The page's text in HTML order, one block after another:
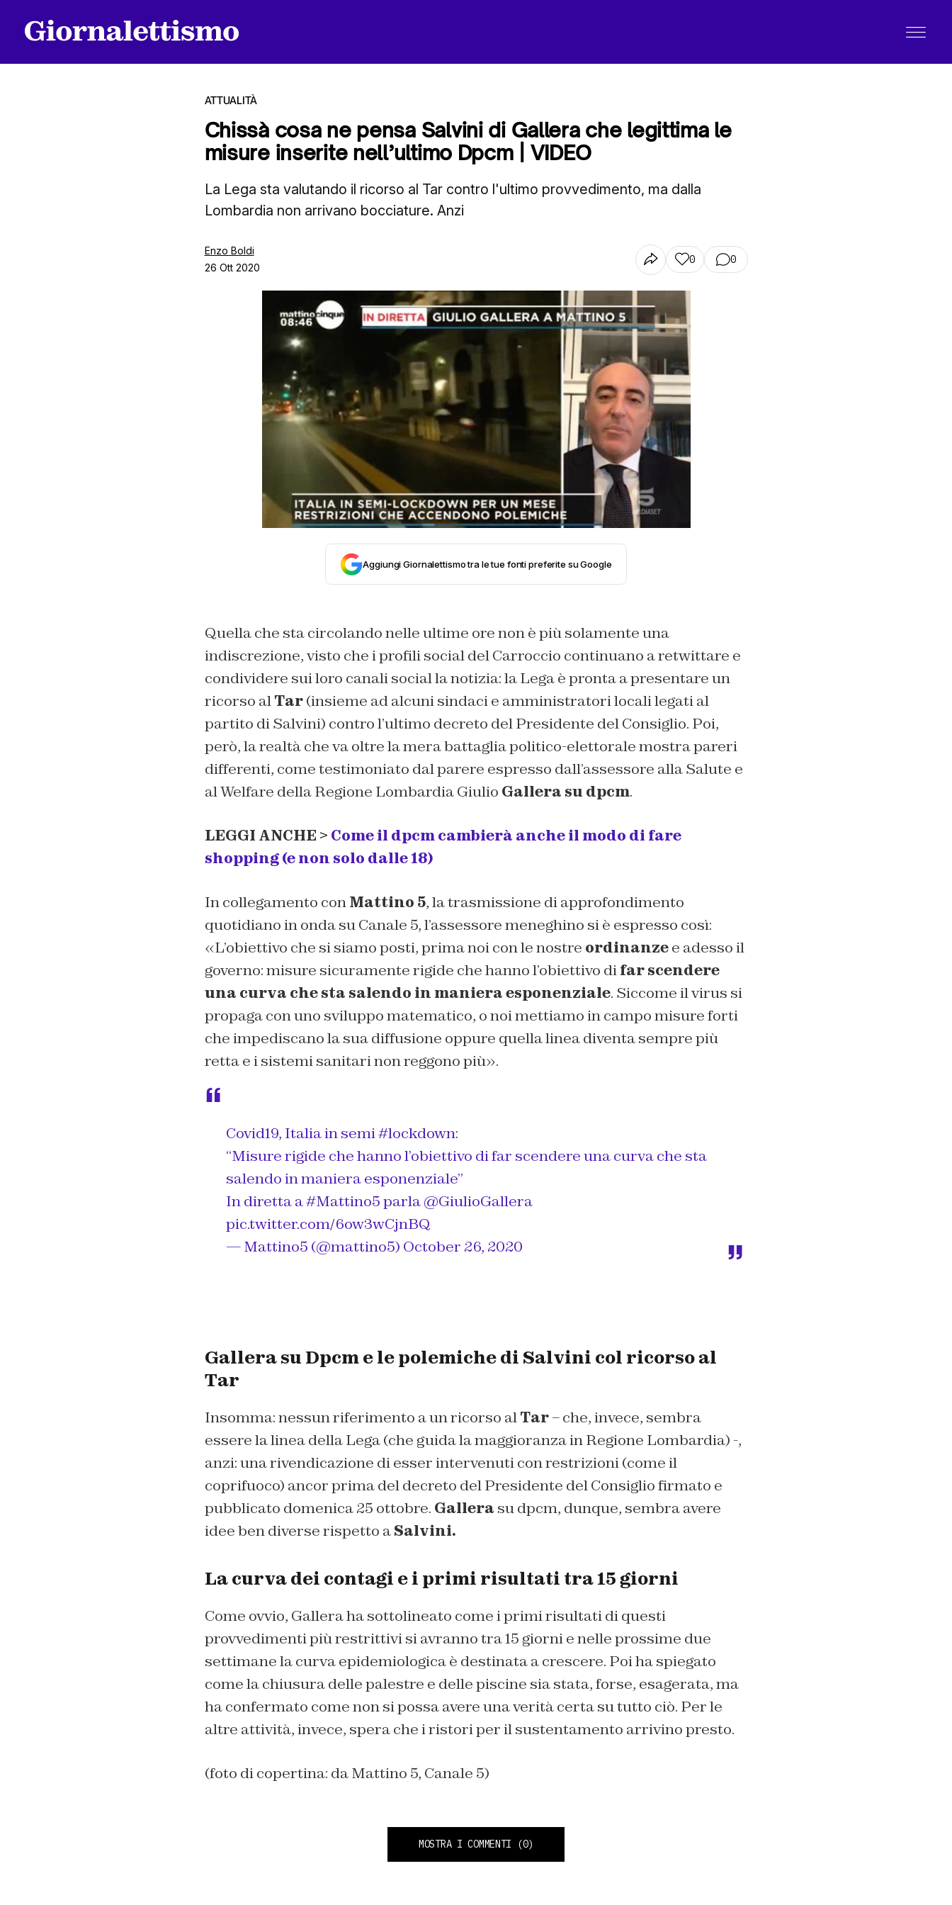
ATTUALITÀ
Chissà cosa ne pensa Salvini di Gallera che legittima le
misure inserite nell’ultimo Dpcm | VIDEO
La Lega sta valutando il ricorso al Tar contro l'ultimo provvedimento, ma dalla
Lombardia non arrivano bocciature. Anzi
Enzo Boldi
26 Ott 2020
0 0
Aggiungi Giornalettismo tra le tue fonti preferite su Google
Quella che sta circolando nelle ultime ore non è più solamente una
indiscrezione, visto che i profili social del Carroccio continuano a retwittare e
condividere sui loro canali social la notizia: la Lega è pronta a presentare un
ricorso alTar(insieme ad alcuni sindaci e amministratori locali legati al
partito di Salvini) contro l’ultimo decreto del Presidente del Consiglio. Poi,
però, la realtà che va oltre la mera battaglia politico-elettorale mostra pareri
differenti, come testimoniato dal parere espresso dall’assessore alla Salute e
al Welfare della Regione Lombardia Giulio Gallera su dpcm.
LEGGI ANCHE > Come il dpcm cambierà anche il modo di fare
shopping (e non solo dalle 18)
In collegamento conMattino 5, la trasmissione di approfondimento
quotidiano in onda su Canale 5, l’assessore meneghino si è espresso così:
«L’obiettivo che si siamo posti, prima noi con le nostre ordinanzee adesso il
governo: misure sicuramente rigide che hanno l’obiettivo difar scendere
una curva che sta salendo in maniera esponenziale. Siccome il virus si
propaga con uno sviluppo matematico, o noi mettiamo in campo misure forti
che impediscano la sua diffusione oppure quella linea diventa sempre più
retta e i sistemi sanitari non reggono più».
Covid19, Italia in semi#lockdown:
“Misure rigide che hanno l’obiettivo di far scendere una curva che sta
salendo in maniera esponenziale”
In diretta a#Mattino5parla@GiulioGallera
pic.twitter.com/6ow3wCjnBQ
— Mattino5 (@mattino5) October 26, 2020
Gallera su Dpcm e le polemiche di Salvini col ricorso al
Tar
Insomma: nessun riferimento a un ricorso alTar– che, invece, sembra
essere la linea della Lega (che guida la maggioranza in Regione Lombardia) -,
anzi: una rivendicazione di esser intervenuti con restrizioni (come il
coprifuoco) ancor prima del decreto del Presidente del Consiglio firmato e
pubblicato domenica 25 ottobre. Gallera su dpcm, dunque, sembra avere
idee ben diverse rispetto aSalvini.
La curva dei contagi e i primi risultati tra 15 giorni
Come ovvio, Gallera ha sottolineato come i primi risultati di questi
provvedimenti più restrittivi si avranno tra 15 giorni e nelle prossime due
settimane la curva epidemiologica è destinata a crescere. Poi ha spiegato
come la chiusura delle palestre e delle piscine sia stata, forse, esagerata, ma
ha confermato come non si possa avere una verità certa su tutto ciò. Per le
altre attività, invece, spera che i ristori per il sustentamento arrivino presto.
(foto di copertina: da Mattino 5, Canale 5)
MOSTRA I COMMENTI (0)